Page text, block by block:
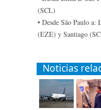
(SCL)
• Desde São Paulo
(EZE) y Santiago
Noticias